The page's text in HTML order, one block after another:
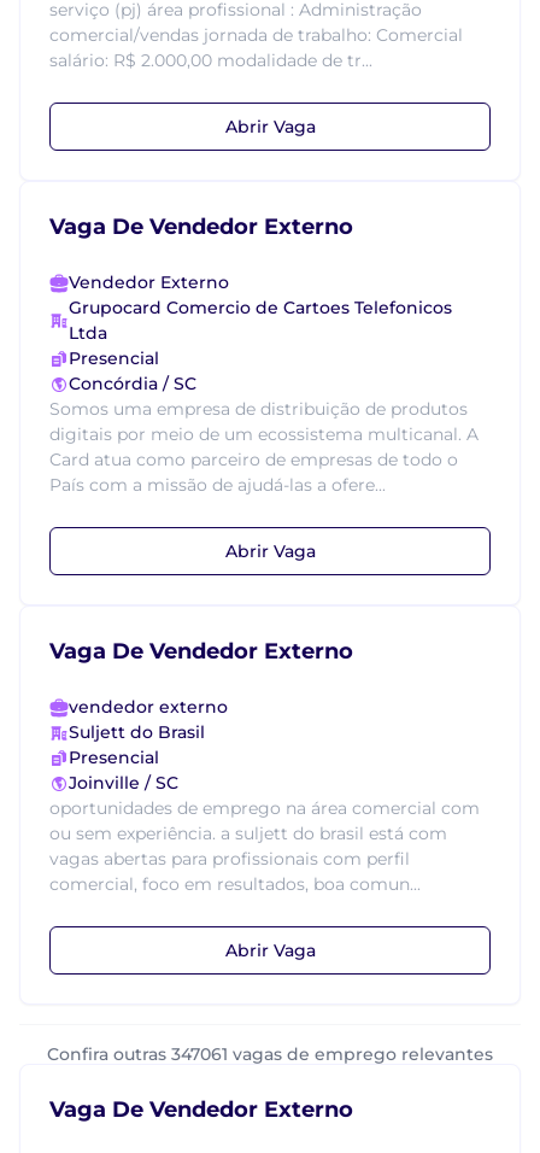
serviço (pj) área profissional : Administração
comercial/vendas jornada de trabalho: Comercial
salário: R$ 2.000,00 modalidade de tr...
Abrir Vaga
Vaga De Vendedor Externo
Vendedor Externo
Grupocard Comercio de Cartoes Telefonicos
Ltda
Presencial
Concórdia / SC
Somos uma empresa de distribuição de produtos
digitais por meio de um ecossistema multicanal. A
Card atua como parceiro de empresas de todo o
País com a missão de ajudá-las a ofere...
Abrir Vaga
Vaga De Vendedor Externo
vendedor externo
Suljett do Brasil
Presencial
Joinville / SC
oportunidades de emprego na área comercial com
ou sem experiência. a suljett do brasil está com
vagas abertas para profissionais com perfil
comercial, foco em resultados, boa comun...
Abrir Vaga
Confira outras 347061 vagas de emprego relevantes
Vaga De Vendedor Externo